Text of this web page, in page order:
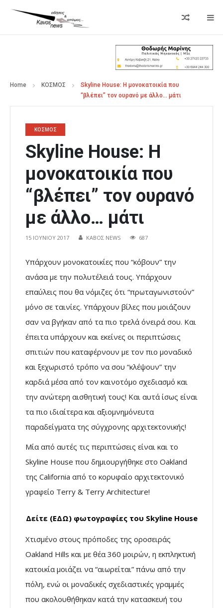
Home ΚΟΣΜΟΣ
Skyline House: Η μονοκατοικία που
“βλέπει” τον ουρανό με άλλο… μάτι
ΚΟΣΜΟΣ
Skyline House: Η
μονοκατοικία που
“βλέπει” τον ουρανό
με άλλο… μάτι
15 ΙΟΥΝΊΟΥ 2017 ΚΑΒΟΣ NEWS 687
Υπάρχουν μονοκατοικίες που “κόβουν” την
ανάσα με την πολυτέλειά τους. Υπάρχουν
επαύλεις που θα νόμιζες ότι “πρωταγωνιστούν”
μόνο σε ταινίες. Υπάρχουν βίλες που μοιάζουν
σαν να βγήκαν από τα πιο τρελά όνειρά σου. Και
έπειτα υπάρχουν και εκείνες οι περιπτώσεις
σπιτιών που καταφέρνουν με τον πιο μοναδικό
και ξεχωριστό τρόπο να σου “κλέψουν” την
καρδιά μέσα από τον καινοτόμο σχεδιασμό και
την ανώτερη αισθητική τους! Και αυτά ίσως είναι
τα πιο ιδιαίτερα και αξιομνημόνευτα
παραδείγματα της σύγχρονης αρχιτεκτονικής!
Μία από αυτές τις περιπτώσεις είναι και το
Skyline House που δημιουργήθηκε στο Oakland
της California από το κορυφαίο αρχιτεκτονικό
γραφείο Terry & Terry Architecture!
Δείτε (ΕΔΩ) φωτογραφίες του Skyline House
Χτισμένο στους πρόποδες της οροσειράς
Oakland Hills και με θέα 360 μοιρών, η εκπληκτική
κατοικία μοιάζει να “αιωρείται” πάνω από την
πόλη, ενώ οι μοναδικές σχεδιαστικές γραμμές
που ακολουθήθηκαν κατά την κατασκευή του